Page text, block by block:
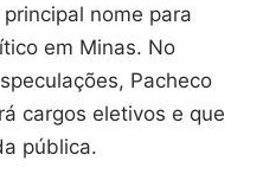
nome para
em Minas. No
Pacheco
cargos eletivos e que
pública.